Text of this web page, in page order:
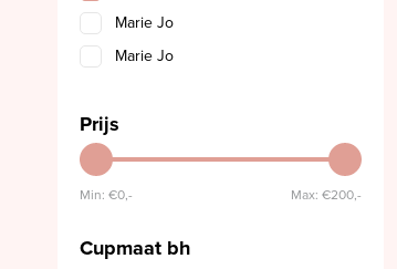
Marie Jo
Marie Jo
Prijs
Min: €0,- Max: €200,-
Cupmaat bh